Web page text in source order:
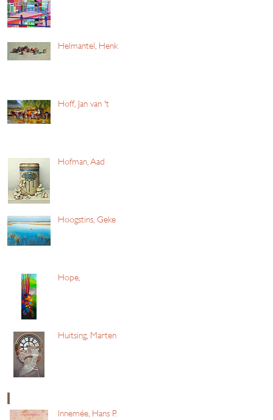
Helmantel, Henk
Hoff, Jan van 't
Hofman, Aad
Hoogstins, Geke
Hope,
Huitsing, Marten
I
Innemée, Hans P.